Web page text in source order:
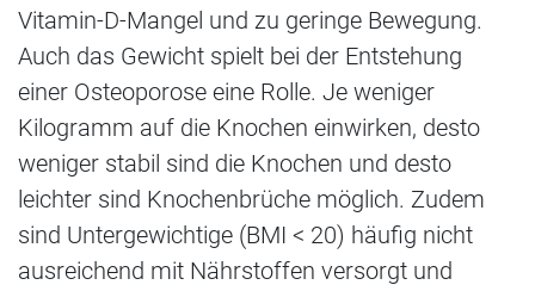
Vitamin-D-Mangel und zu geringe Bewegung.
Auch das Gewicht spielt bei der Entstehung
einer Osteoporose eine Rolle. Je weniger
Kilogramm auf die Knochen einwirken, desto
weniger stabil sind die Knochen und desto
leichter sind Knochenbrüche möglich. Zudem
sind Untergewichtige (BMI < 20) häufig nicht
ausreichend mit Nährstoffen versorgt und